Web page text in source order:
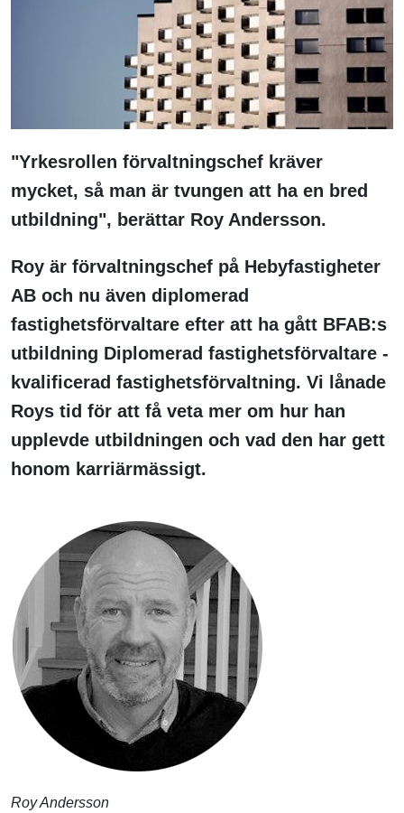
"Yrkesrollen förvaltningschef kräver
mycket, så man är tvungen att ha en bred
utbildning", berättar Roy Andersson.
Roy är förvaltningschef på Hebyfastigheter
AB och nu även diplomerad
fastighetsförvaltare efter att ha gått BFAB:s
utbildning Diplomerad fastighetsförvaltare -
kvalificerad fastighetsförvaltning. Vi lånade
Roys tid för att få veta mer om hur han
upplevde utbildningen och vad den har gett
honom karriärmässigt.
Roy Andersson